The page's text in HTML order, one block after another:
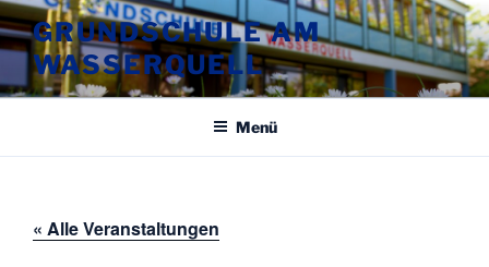
Zum
Inhalt
springen
GRUNDSCHULE AM
WASSERQUELL
Menü
« Alle Veranstaltungen